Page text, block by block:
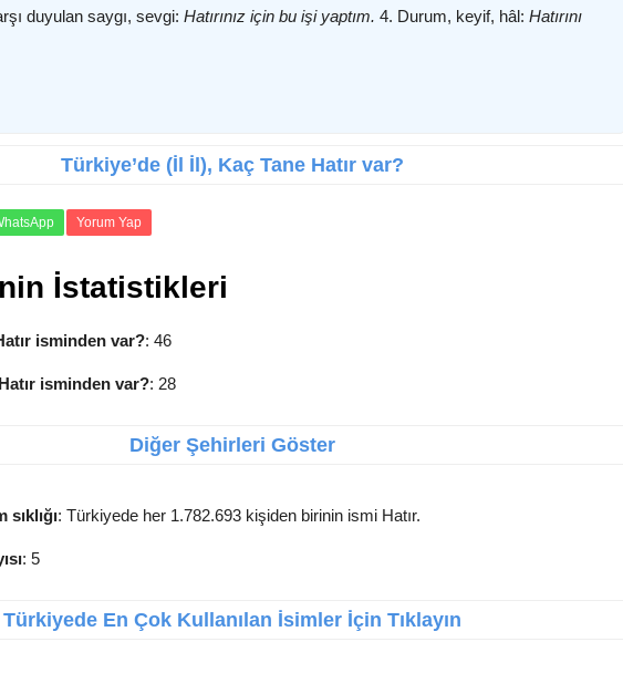
duyulan saygı, sevgi: Hatırınız için bu işi yaptım. 4. Durum, keyif, hâl: Hatırını
Türkiye’de (İl İl), Kaç Tane Hatır var?
Yorum Yap
İstatistikleri
isminden var?: 46
isminden var?: 28
Diğer Şehirleri Göster
: Türkiyede her 1.782.693 kişiden birinin ismi Hatır.
: 5
Türkiyede En Çok Kullanılan İsimler İçin Tıklayın